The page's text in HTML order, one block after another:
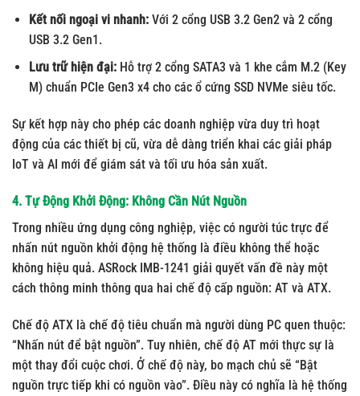
Kết nối ngoại vi nhanh:Với 2 cổng USB 3.2 Gen2 và 2 cổng
USB 3.2 Gen1.
Lưu trữ hiện đại:Hỗ trợ 2 cổng SATA3 và 1 khe cắm M.2 (Key
M) chuẩn PCIe Gen3 x4 cho các ổ cứng SSD NVMe siêu tốc.
Sự kết hợp này cho phép các doanh nghiệp vừa duy trì hoạt
động của các thiết bị cũ, vừa dễ dàng triển khai các giải pháp
IoT và AI mới để giám sát và tối ưu hóa sản xuất.
4. Tự Động Khởi Động: Không Cần Nút Nguồn
Trong nhiều ứng dụng công nghiệp, việc có người túc trực để
nhấn nút nguồn khởi động hệ thống là điều không thể hoặc
không hiệu quả. ASRock IMB-1241 giải quyết vấn đề này một
cách thông minh thông qua hai chế độ cấp nguồn: AT và ATX.
Chế độ ATX là chế độ tiêu chuẩn mà người dùng PC quen thuộc:
“Nhấn nút để bật nguồn”. Tuy nhiên, chế độ AT mới thực sự là
một thay đổi cuộc chơi. Ở chế độ này, bo mạch chủ sẽ “Bật
nguồn trực tiếp khi có nguồn vào”. Điều này có nghĩa là hệ thống